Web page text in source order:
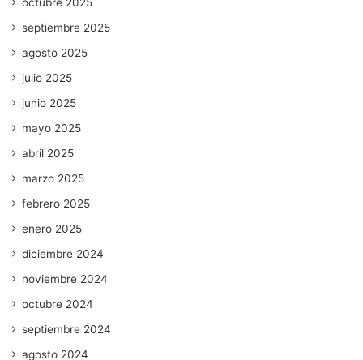
octubre 2025
septiembre 2025
agosto 2025
julio 2025
junio 2025
mayo 2025
abril 2025
marzo 2025
febrero 2025
enero 2025
diciembre 2024
noviembre 2024
octubre 2024
septiembre 2024
agosto 2024